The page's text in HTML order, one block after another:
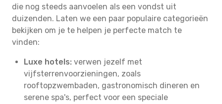
die nog steeds aanvoelen als een vondst uit
duizenden. Laten we een paar populaire categorieën
bekijken om je te helpen je perfecte match te
vinden:
Luxe hotels: verwen jezelf met
vijfsterrenvoorzieningen, zoals
rooftopzwembaden, gastronomisch dineren en
serene spa's, perfect voor een speciale